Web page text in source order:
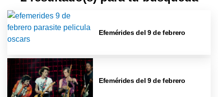
Efemérides del 9 de febrero
Efemérides del 9 de febrero